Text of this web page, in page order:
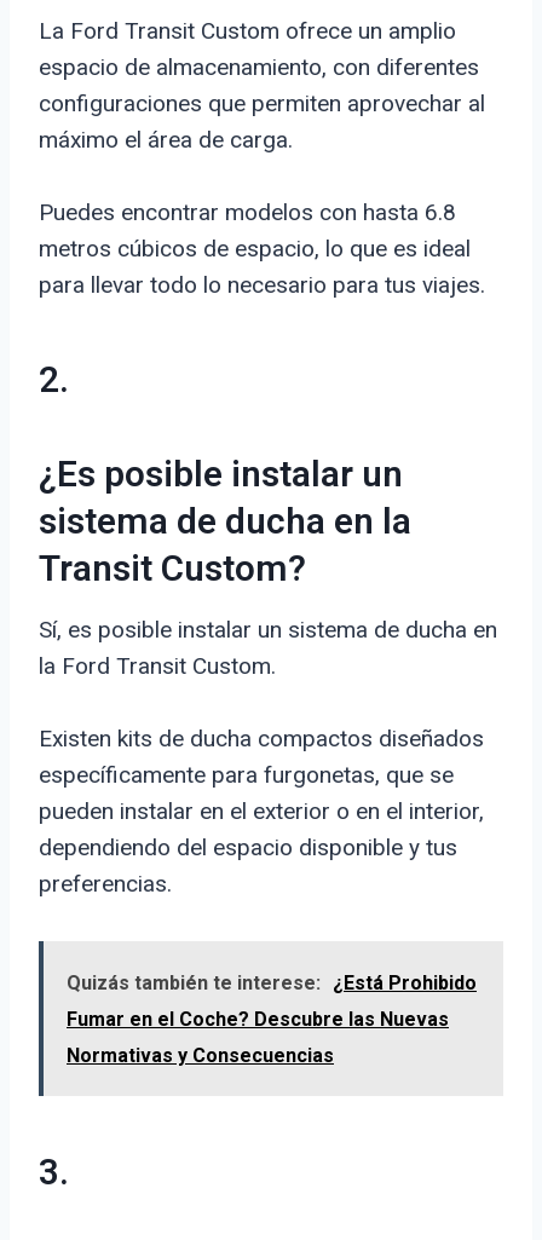
La Ford Transit Custom ofrece un amplio
espacio de almacenamiento, con diferentes
configuraciones que permiten aprovechar al
máximo el área de carga.
Puedes encontrar modelos con hasta 6.8
metros cúbicos de espacio, lo que es ideal
para llevar todo lo necesario para tus viajes.
2.
¿Es posible instalar un
sistema de ducha en la
Transit Custom?
Sí, es posible instalar un sistema de ducha en
la Ford Transit Custom.
Existen kits de ducha compactos diseñados
específicamente para furgonetas, que se
pueden instalar en el exterior o en el interior,
dependiendo del espacio disponible y tus
preferencias.
Quizás también te interese:
¿Está Prohibido
Fumar en el Coche? Descubre las Nuevas
Normativas y Consecuencias
3.